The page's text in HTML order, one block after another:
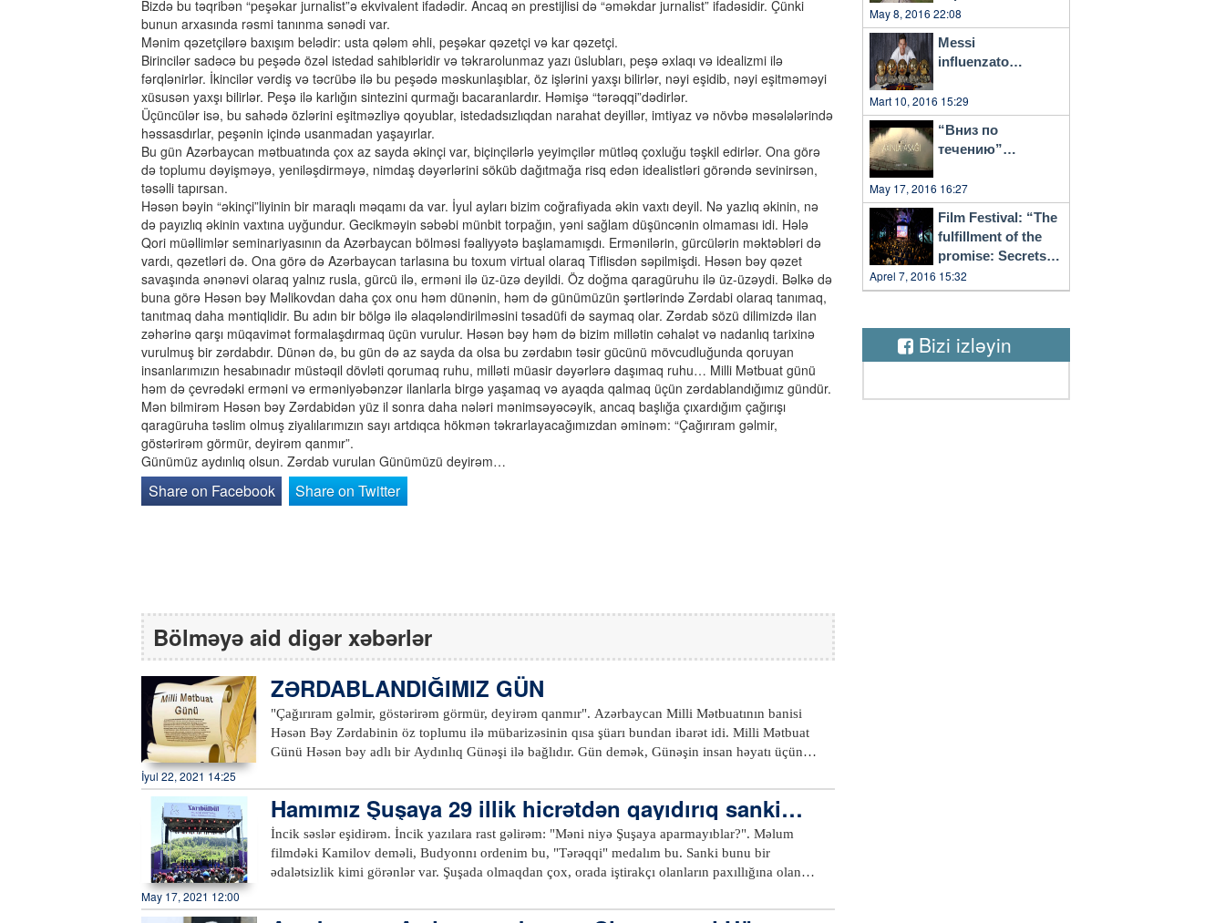
Bizdə bu təqribən “peşəkar jurnalist”ə ekvivalent ifadədir. Ancaq ən prestijlisi də “əməkdar jurnalist” ifadəsidir. Çünki
bunun arxasında rəsmi tanınma sənədi var.
Mənim qəzetçilərə baxışım belədir: usta qələm əhli, peşəkar qəzetçi və kar qəzetçi.
Birincilər sadəcə bu peşədə özəl istedad sahibləridir və təkrarolunmaz yazı üslubları, peşə əxlaqı və idealizmi ilə
fərqlənirlər. İkincilər vərdiş və təcrübə ilə bu peşədə məskunlaşıblar, öz işlərini yaxşı bilirlər, nəyi eşidib, nəyi eşitməməyi
xüsusən yaxşı bilirlər. Peşə ilə karlığın sintezini qurmağı bacaranlardır. Həmişə “tərəqqi”dədirlər.
Üçüncülər isə, bu sahədə özlərini eşitməzliyə qoyublar, istedadsızlıqdan narahat deyillər, imtiyaz və növbə məsələlərində
həssasdırlar, peşənin içində usanmadan yaşayırlar.
Bu gün Azərbaycan mətbuatında çox az sayda əkinçi var, biçinçilərlə yeyimçilər mütləq çoxluğu təşkil edirlər. Ona görə
də toplumu dəyişməyə, yeniləşdirməyə, nimdaş dəyərlərini söküb dağıtmağa risq edən idealistləri görəndə sevinirsən,
təsəlli tapırsan.
Həsən bəyin “əkinçi”liyinin bir maraqlı məqamı da var. İyul ayları bizim coğrafiyada əkin vaxtı deyil. Nə yazlıq əkinin, nə
də payızlıq əkinin vaxtına uyğundur. Gecikməyin səbəbi münbit torpağın, yəni sağlam düşüncənin olmaması idi. Hələ
Qori müəllimlər seminariyasının da Azərbaycan bölməsi fəaliyyətə başlamamışdı. Ermənilərin, gürcülərin məktəbləri də
vardı, qəzetləri də. Ona görə də Azərbaycan tarlasına bu toxum virtual olaraq Tiflisdən səpilmişdi. Həsən bəy qəzet
savaşında ənənəvi olaraq yalnız rusla, gürcü ilə, erməni ilə üz-üzə deyildi. Öz doğma qaragüruhu ilə üz-üzəydi. Bəlkə də
buna görə Həsən bəy Məlikovdan daha çox onu həm dünənin, həm də günümüzün şərtlərində Zərdabi olaraq tanımaq,
tanıtmaq daha məntiqlidir. Bu adın bir bölgə ilə əlaqələndirilməsini təsadüfi də saymaq olar. Zərdab sözü dilimizdə ilan
zəhərinə qarşı müqavimət formalaşdırmaq üçün vurulur. Həsən bəy həm də bizim millətin cəhalət və nadanlıq tarixinə
vurulmuş bir zərdabdır. Dünən də, bu gün də az sayda da olsa bu zərdabın təsir gücünü mövcudluğunda qoruyan
insanlarımızın hesabınadır müstəqil dövləti qorumaq ruhu, milləti müasir dəyərlərə daşımaq ruhu… Milli Mətbuat günü
həm də çevrədəki erməni və erməniyəbənzər ilanlarla birgə yaşamaq və ayaqda qalmaq üçün zərdablandığımız gündür.
Mən bilmirəm Həsən bəy Zərdabidən yüz il sonra daha nələri mənimsəyəcəyik, ancaq başlığa çıxardığım çağırışı
qaragüruha təslim olmuş ziyalılarımızın sayı artdıqca hökmən təkrarlayacağımızdan əminəm: “Çağırıram gəlmir,
göstərirəm görmür, deyirəm qanmır”.
Günümüz aydınlıq olsun. Zərdab vurulan Günümüzü deyirəm…
Share on Facebook Share on Twitter
Bölməyə aid digər xəbərlər
ZƏRDABLANDIĞIMIZ GÜN
"Çağırıram gəlmir, göstərirəm görmür, deyirəm qanmır". Azərbaycan Milli Mətbuatının banisi
Həsən Bəy Zərdabinin öz toplumu ilə mübarizəsinin qısa şüarı bundan ibarət idi. Milli Mətbuat
Günü Həsən bəy adlı bir Aydınlıq Günəşi ilə bağlıdır. Gün demək, Günəşin insan həyatı üçün
aydınladır. 1875-ci ildə Gün işığına çıxan "Əkinçi" kodu altında öz tükənməz enerjisi ilə şumladığı
torpağın hər qarışından məhsul götürəcəyinə böyük ümid bəsləyirdi. Düşünürdü ki, Günəş varsa,
Torpaq varsa, canlı toxum varsa, daha nə lazımdır ki, hərtərəfli yetkin bir toplum yetişsin. Ancaq
nəzərə almamışdı ki, bu torpağın alt qatında toplumun yaşadığı, anladığı dinin daşlı-gilli cəhalət,
xurafat qarışığı var. Və o qarışığın hesabına Həsən bəy arzuladığı məhsulu götürə bilmədi. O,
İyul 22, 2021 14:25
Hamımız Şuşaya 29 illik hicrətdən qayıdırıq sanki…
İncik səslər eşidirəm. İncik yazılara rast gəlirəm: "Məni niyə Şuşaya aparmayıblar?". Məlum
filmdəki Kamilov deməli, Budyonnı ordenim bu, "Tərəqqi" medalım bu. Sanki bunu bir
ədalətsizlik kimi görənlər var. Şuşada olmaqdan çox, orada iştirakçı olanların paxıllığına olan
doğulmuş ay kimi nurunu udmağı kim istəməz ki?... İki gün televizordan asılı qaldım. Bir
May 17, 2021 12:00
Азербайджана…
May 8, 2016 22:08
Messi
influenzato…
Mart 10, 2016 15:29
“Вниз по
течению”…
May 17, 2016 16:27
Film Festival: “The
fulfillment of the
promise: Secrets
of Vilnius”
Aprel 7, 2016 15:32
Bizi izləyin